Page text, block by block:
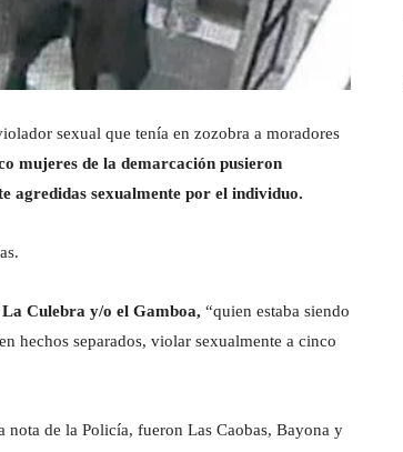
sexual que tenía en zozobra a moradores
mujeres de la demarcación pusieron
agredidas sexualmente por el individuo.
Culebra y/o el Gamboa, “quien estaba siendo
hechos separados, violar sexualmente a cinco
nota de la Policía, fueron Las Caobas, Bayona y